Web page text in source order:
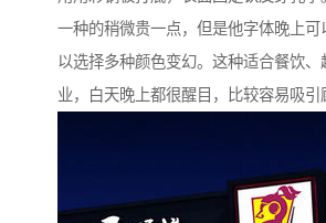
一种的稍微贵一点，但是他字体晚上可
以选择多种颜色变幻。这种适合餐饮、
业，白天晚上都很醒目，比较容易吸引